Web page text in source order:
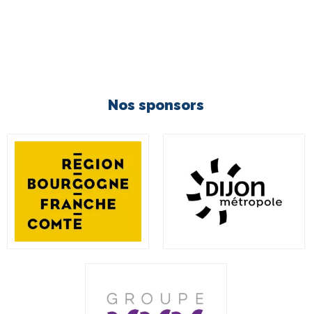
Nos sponsors